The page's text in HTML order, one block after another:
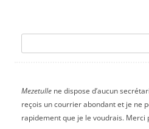
Mezetullene dispose d’aucun
reçois un courrier abondant et je ne
rapidement que je le voudrais. Merci